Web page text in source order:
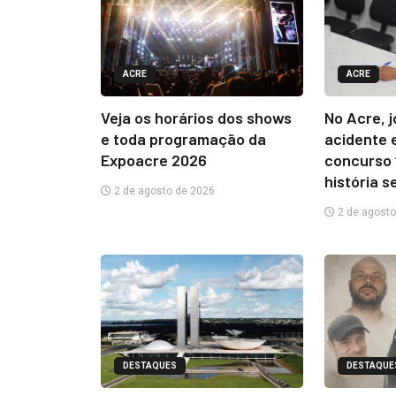
ACRE
Veja os horários dos shows
e toda programação da
Expoacre 2026
2 de agosto de 2026
ACRE
No Acre,
acidente
concurso
história
2 de
DESTAQUES